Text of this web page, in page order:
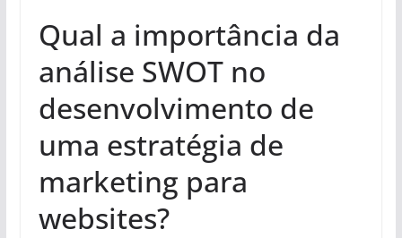
Qual a importância da
análise SWOT no
desenvolvimento de
uma estratégia de
marketing para
websites?